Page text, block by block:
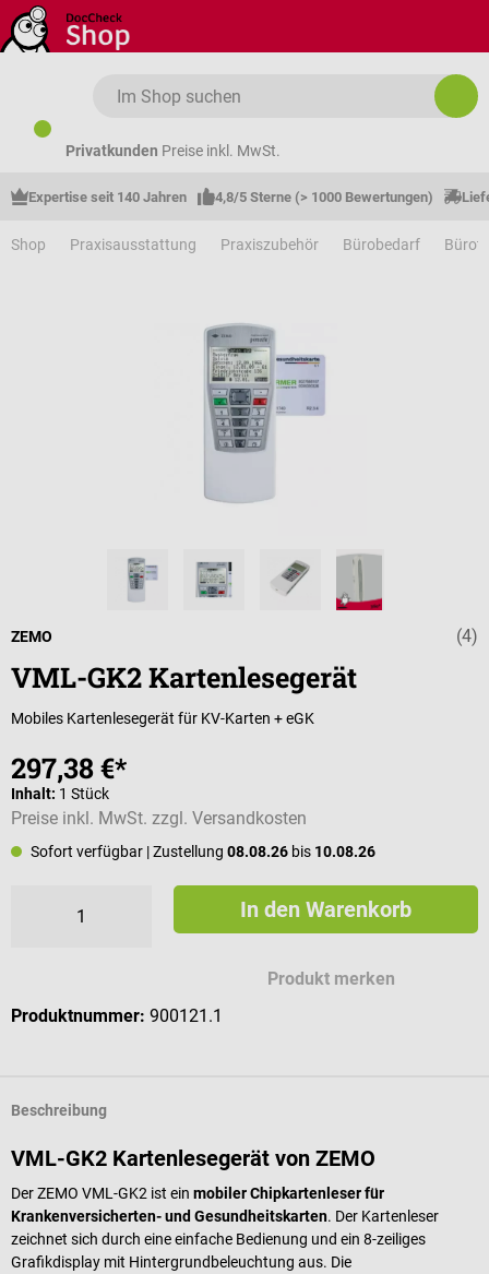
Zum Hauptinhalt springen
Privatkunden Preise inkl. MwSt.
Expertise seit 140 Jahren 4,8/5 Sterne (> 1000 Bewertungen)
Shop Praxisausstattung Praxiszubehör Bürobedarf
(4)
ZEMO
VML-GK2 Kartenlesegerät
Mobiles Kartenlesegerät für KV-Karten + eGK
297,38 €*
Inhalt: 1 Stück
Preise inkl. MwSt. zzgl. Versandkosten
Sofort verfügbar | Zustellung 08.08.26 bis 10.08.26
In den Warenkorb
Produkt merken
Produktnummer: 900121.1
Beschreibung
VML-GK2 Kartenlesegerät von ZEMO
Der ZEMO VML-GK2 ist ein mobiler Chipkartenleser für
Krankenversicherten- und Gesundheitskarten. Der Kartenleser
zeichnet sich durch eine einfache Bedienung und ein 8-zeiliges
Grafikdisplay mit Hintergrundbeleuchtung aus. Die